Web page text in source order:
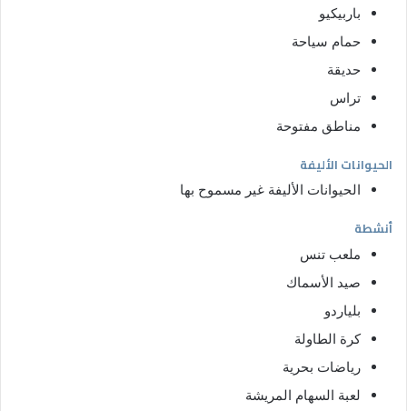
باربيكيو
حمام سياحة
حديقة
تراس
مناطق مفتوحة
الحيوانات الأليفة
الحيوانات الأليفة غير مسموح بها
أنشطة
ملعب تنس
صيد الأسماك
بلياردو
كرة الطاولة
رياضات بحرية
لعبة السهام المريشة